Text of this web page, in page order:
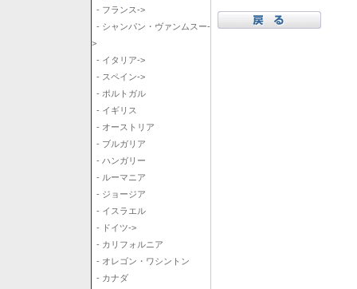
- フランス->
- シャンパン・ヴァンムスー-
>
- イタリア->
- スペイン->
- ポルトガル
- イギリス
- オーストリア
- ブルガリア
- ハンガリー
- ルーマニア
- ジョージア
- イスラエル
- ドイツ->
- カリフォルニア
- オレゴン・ワシントン
- カナダ